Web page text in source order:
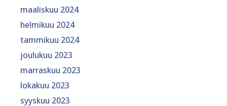
maaliskuu 2024
helmikuu 2024
tammikuu 2024
joulukuu 2023
marraskuu 2023
lokakuu 2023
syyskuu 2023